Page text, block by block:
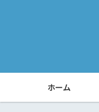
ホーム